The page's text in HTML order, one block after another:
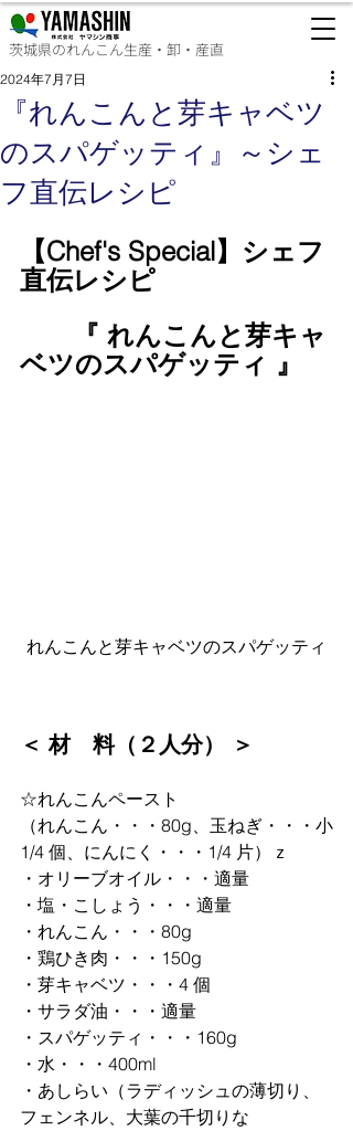
茨城県のれんこん生産・卸・産直
『れんこんと芽キャベツ
のスパゲッティ』～シェ
フ直伝レシピ
2024年7月7日
【Chef's Special】シェフ
直伝レシピ
『 れんこんと芽キャ
ベツのスパゲッティ 』
れんこんと芽キャベツのスパゲッティ
＜ 材　料（２人分） ＞
☆れんこんペースト
（れんこん・・・80g、玉ねぎ・・・⼩
1/4 個、にんにく・・・1/4 片）ｚ
・オリーブオイル・・・適量
・塩・こしょう・・・適量
・れんこん・・・80g
・鶏ひき肉・・・150g
・芽キャベツ・・・4 個
・サラダ油・・・適量
・スパゲッティ・・・160g
・水・・・400ml
・あしらい（ラディッシュの薄切り、
フェンネル、大葉の千切りな